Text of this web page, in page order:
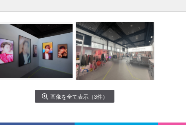
画像を全て表示（3件）